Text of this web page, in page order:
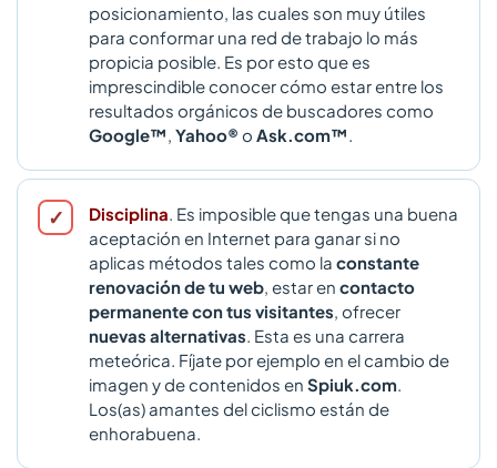
posicionamiento, las cuales son muy útiles
para conformar una red de trabajo lo más
propicia posible. Es por esto que es
imprescindible conocer cómo estar entre los
resultados orgánicos de buscadores como
Google™ Yahoo® o Ask.com™
Disciplina. Es imposible que tengas una buena
aceptación en Internet para ganar si no
aplicas métodos tales como la constante
renovación de tu web, estar en contacto
permanente con tus visitantes, ofrecer
nuevas alternativas. Esta es una carrera
meteórica. Fíjate por ejemplo en el cambio de
imagen y de contenidos en Spiuk.com.
Los(as) amantes del ciclismo están de
enhorabuena.